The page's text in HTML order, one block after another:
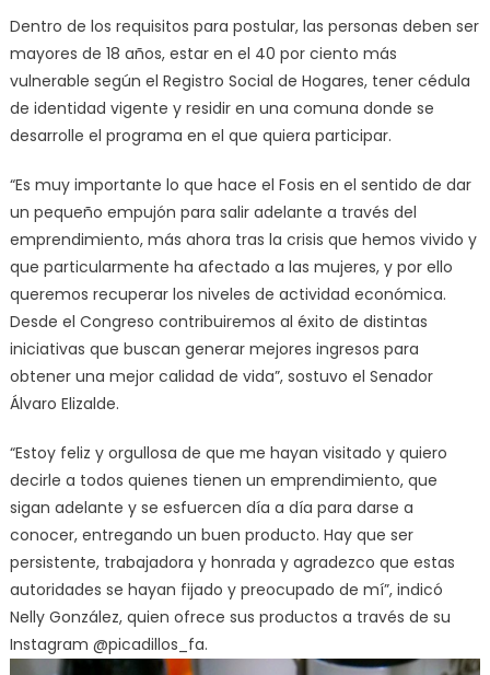
Dentro de los requisitos para postular, las personas deben ser
mayores de 18 años, estar en el 40 por ciento más
vulnerable según el Registro Social de Hogares, tener cédula
de identidad vigente y residir en una comuna donde se
desarrolle el programa en el que quiera participar.
“Es muy importante lo que hace el Fosis en el sentido de dar
un pequeño empujón para salir adelante a través del
emprendimiento, más ahora tras la crisis que hemos vivido y
que particularmente ha afectado a las mujeres, y por ello
queremos recuperar los niveles de actividad económica.
Desde el Congreso contribuiremos al éxito de distintas
iniciativas que buscan generar mejores ingresos para
obtener una mejor calidad de vida”, sostuvo el Senador
Álvaro Elizalde.
“Estoy feliz y orgullosa de que me hayan visitado y quiero
decirle a todos quienes tienen un emprendimiento, que
sigan adelante y se esfuercen día a día para darse a
conocer, entregando un buen producto. Hay que ser
persistente, trabajadora y honrada y agradezco que estas
autoridades se hayan fijado y preocupado de mí”, indicó
Nelly González, quien ofrece sus productos a través de su
Instagram @picadillos_fa.